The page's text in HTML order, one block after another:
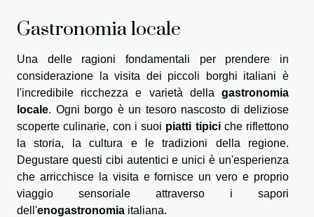
Gastronomia locale
Una delle ragioni fondamentali per prendere in
considerazione la visita dei piccoli borghi italiani è
l'incredibile ricchezza e varietà della gastronomia
locale. Ogni borgo è un tesoro nascosto di deliziose
scoperte culinarie, con i suoi piatti tipiciche riflettono
la storia, la cultura e le tradizioni della regione.
Degustare questi cibi autentici e unici è un'esperienza
che arricchisce la visita e fornisce un vero e proprio
viaggio sensoriale attraverso i sapori
dell'enogastronomia italiana.